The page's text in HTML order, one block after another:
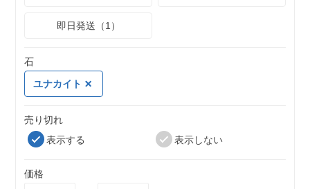
即日発送（1）
石
ユナカイト
売り切れ
表示する
表示しない
価格